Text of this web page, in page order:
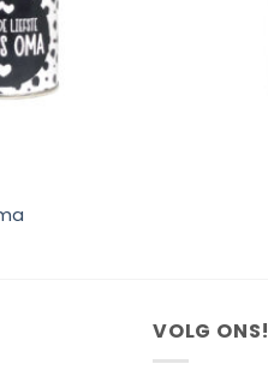
VOLG ONS!